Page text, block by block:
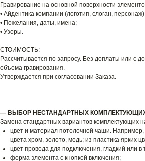
Гравирование на основной поверхности
• Айдентика компании (логотип, слоган,
• Пожелания, даты, имена;
• Узоры.
СТОИМОСТЬ:
Рассчитывается по запросу. Без доплаты или с
объема гравирования.
Утверждается при согласовании Заказа.
— ВЫБОР НЕСТАНДАРТНЫХ
Замена стандартных вариантов комплектующих
цвет и материал потолочной чаши.
цвета хром, золото, медь; из пластика ярких
цвет провода для подключения, гладкий или в
форма элемента с кнопкой включения;